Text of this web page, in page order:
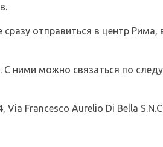
отправиться в центр Рима,
ними можно связаться по
Francesco Aurelio Di Bella